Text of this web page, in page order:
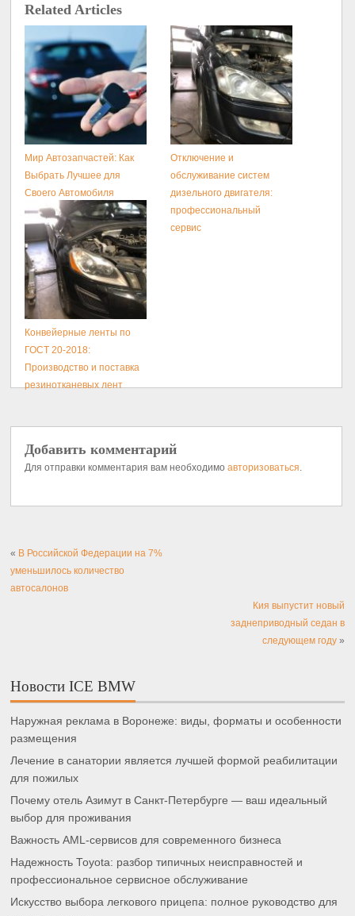
Related Articles
Мир Автозапчастей: Как
Выбрать Лучшее для
Своего Автомобиля
Отключение и
обслуживание систем
дизельного двигателя:
профессиональный
сервис
Конвейерные ленты по
ГОСТ 20-2018:
Производство и поставка
резинотканевых лент
Добавить комментарий
Для отправки комментария вам необходимоавторизоваться.
« В Российской Федерации на 7%
уменьшилось количество
автосалонов
Кия выпустит новый
заднеприводный седан в
следующем году»
Новости ICE BMW
Наружная реклама в Воронеже: виды, форматы и особенности
размещения
Лечение в санатории является лучшей формой реабилитации
для пожилых
Почему отель Азимут в Санкт-Петербурге — ваш идеальный
выбор для проживания
Важность AML-сервисов для современного бизнеса
Надежность Toyota: разбор типичных неисправностей и
профессиональное сервисное обслуживание
Искусство выбора легкового прицепа: полное руководство для